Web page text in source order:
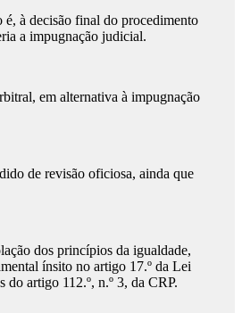
é, à decisão final do procedimento
a impugnação judicial.
em alternativa à impugnação
de revisão oficiosa, ainda que
dos princípios da igualdade,
ínsito no artigo 17.º da Lei
artigo 112.º, n.º 3, da CRP.